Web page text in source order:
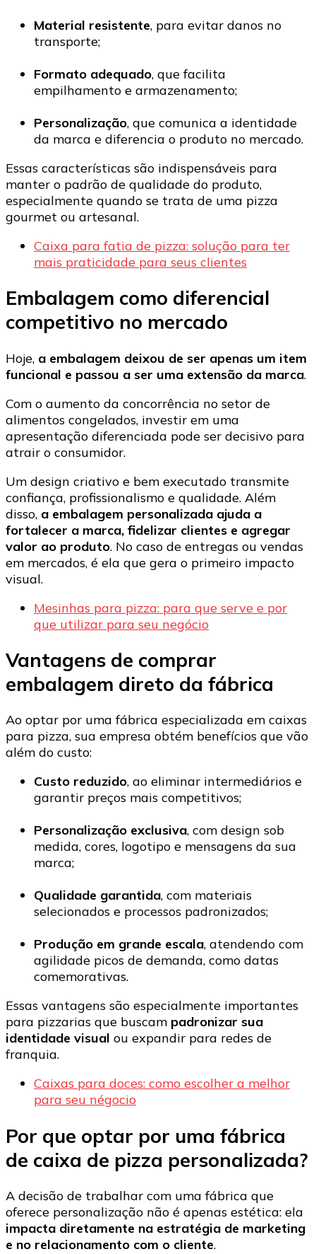
Material resistente, para evitar danos no
transporte;
Formato adequado, que facilita
empilhamento e armazenamento;
Personalização, que comunica a identidade
da marca e diferencia o produto no mercado.
Essas características são indispensáveis para
manter o padrão de qualidade do produto,
especialmente quando se trata de uma pizza
gourmet ou artesanal.
Caixa para fatia de pizza: solução para ter
mais praticidade para seus clientes
Embalagem como diferencial
competitivo no mercado
Hoje, a embalagem deixou de ser apenas um item
funcional e passou a ser uma extensão da marca.
Com o aumento da concorrência no setor de
alimentos congelados, investir em uma
apresentação diferenciada pode ser decisivo para
atrair o consumidor.
Um design criativo e bem executado transmite
confiança, profissionalismo e qualidade. Além
disso, a embalagem personalizada ajuda a
fortalecer a marca, fidelizar clientes e agregar
valor ao produto. No caso de entregas ou vendas
em mercados, é ela que gera o primeiro impacto
visual.
Mesinhas para pizza: para que serve e por
que utilizar para seu negócio
Vantagens de comprar
embalagem direto da fábrica
Ao optar por uma fábrica especializada em caixas
para pizza, sua empresa obtém benefícios que vão
além do custo:
Custo reduzido, ao eliminar intermediários e
garantir preços mais competitivos;
Personalização exclusiva, com design sob
medida, cores, logotipo e mensagens da sua
marca;
Qualidade garantida, com materiais
selecionados e processos padronizados;
Produção em grande escala, atendendo com
agilidade picos de demanda, como datas
comemorativas.
Essas vantagens são especialmente importantes
para pizzarias que buscam padronizar sua
identidade visual ou expandir para redes de
franquia.
Caixas para doces: como escolher a melhor
para seu négocio
Por que optar por uma fábrica
de caixa de pizza personalizada?
A decisão de trabalhar com uma fábrica que
oferece personalização não é apenas estética: ela
impacta diretamente na estratégia de marketing
e no relacionamento com o cliente.